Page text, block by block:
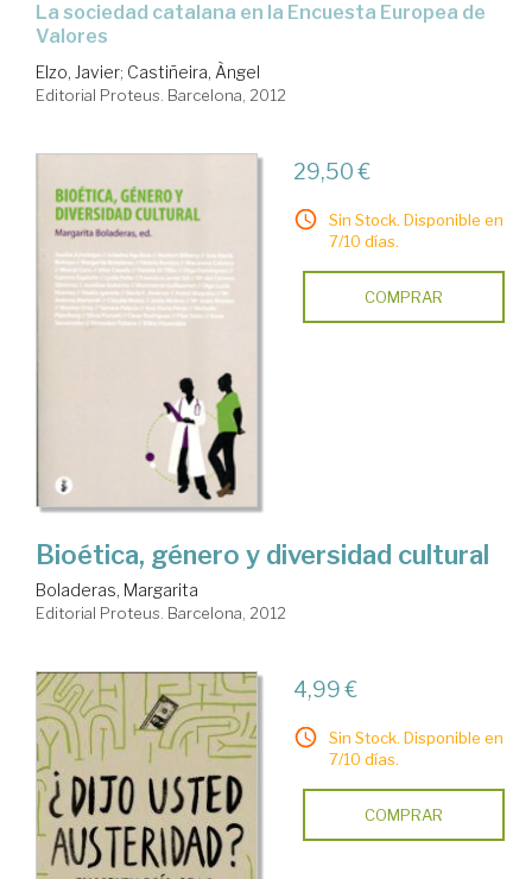
la sociedad catalana en la Encuesta Europea de
Valores
Elzo, Javier; Castiñeira, Àngel
Editorial Proteus. Barcelona, 2012
29,50 €
Sin Stock. Disponible en
7/10 días.
COMPRAR
Bioética, género y diversidad cultural
Boladeras, Margarita
Editorial Proteus. Barcelona, 2012
4,99 €
Sin Stock. Disponible en
7/10 días.
COMPRAR